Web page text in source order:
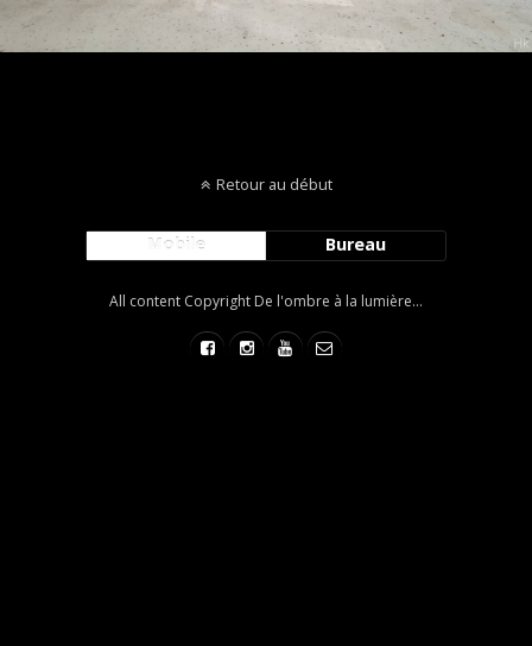
Retour au début
Mobile Bureau
All content Copyright De l'ombre à la lumière...